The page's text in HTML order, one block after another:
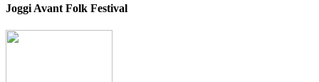
Joggi Avant Folk Festival